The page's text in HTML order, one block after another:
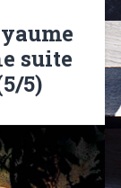
suite
5)